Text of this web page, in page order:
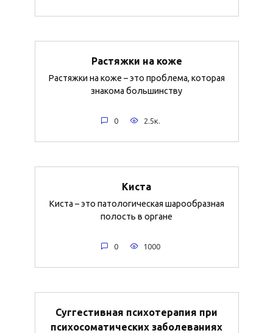
Растяжки на коже
Растяжки на коже – это проблема, которая
знакома большинству
0 2.5к.
Киста
Киста – это патологическая шарообразная
полость в органе
0 1000
Суггестивная психотерапия при
психосоматических заболеваниях